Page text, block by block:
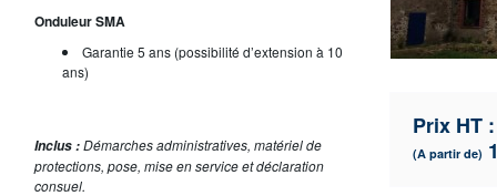
Onduleur SMA
Garantie 5 ans (possibilité d’extension à 10
ans)
Inclus :Démarches administratives, matériel de
protections, pose, mise en service et déclaration
consuel.
Prix HT :
(A partir de)